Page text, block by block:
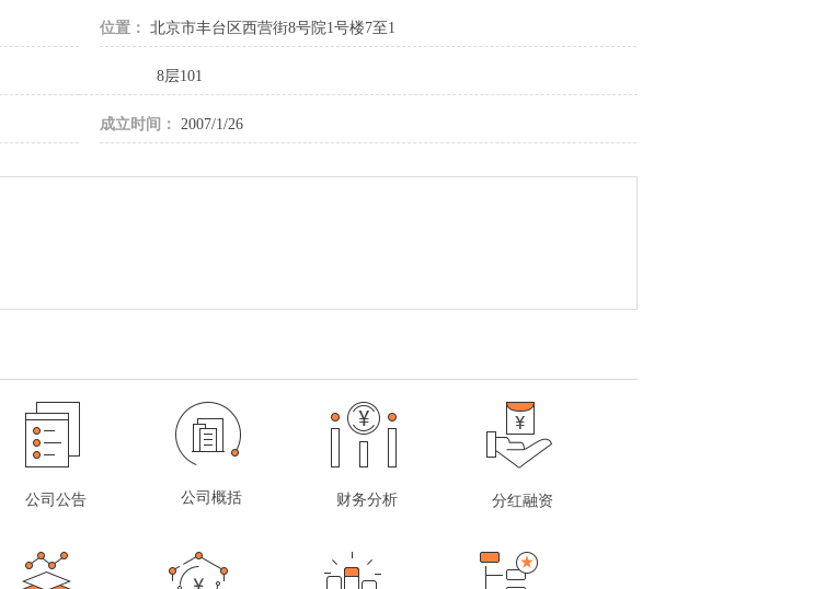
位置： 北京市丰台区西营街8号院1号楼7至1
8层101
成立时间： 2007/1/26
公司公告 公司概括 财务分析 分红融资